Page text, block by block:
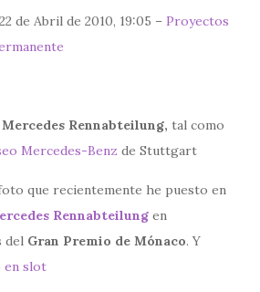
de Abril de 2010, 19:05 – Proyectos
Mercedes Rennabteilung, tal como
Mercedes-Benz de Stuttgart
que recientemente he puesto en
Rennabteilung en
del Gran Premio de Mónaco. Y
en slot